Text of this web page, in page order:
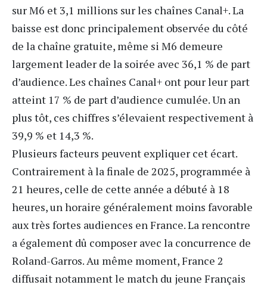
sur M6 et 3,1 millions sur les chaînes Canal+. La
baisse est donc principalement observée du côté
de la chaîne gratuite, même si M6 demeure
largement leader de la soirée avec 36,1 % de part
d’audience. Les chaînes Canal+ ont pour leur part
atteint 17 % de part d’audience cumulée. Un an
plus tôt, ces chiffres s’élevaient respectivement à
39,9 % et 14,3 %.
Plusieurs facteurs peuvent expliquer cet écart.
Contrairement à la finale de 2025, programmée à
21 heures, celle de cette année a débuté à 18
heures, un horaire généralement moins favorable
aux très fortes audiences en France. La rencontre
a également dû composer avec la concurrence de
Roland-Garros. Au même moment, France 2
diffusait notamment le match du jeune Français